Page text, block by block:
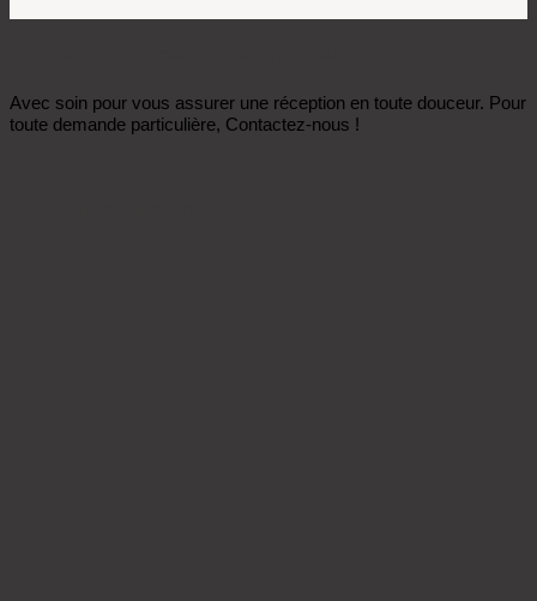
Avec soin pour vous assurer une réception en toute douceur. Pour
toute demande particulière, Contactez-nous !